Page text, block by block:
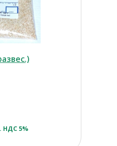
НДС 5%